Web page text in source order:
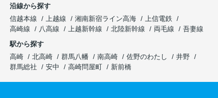
沿線から探す
信越本線
上越線 湘南新宿ライン高海
上信電鉄
高崎線
八高線 上越新幹線 北陸新幹線 両毛線
吾妻線
駅から探す
高崎
北高崎 群馬八幡 南高崎 佐野のわたし
井野
群馬総社
安中 高崎問屋町 新前橋